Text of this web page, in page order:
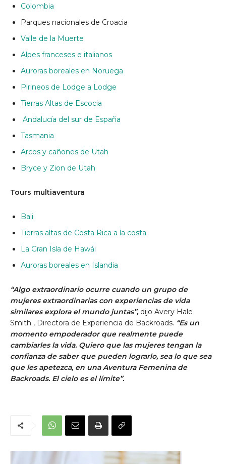
Colombia
Parques nacionales de Croacia
Valle de la Muerte
Alpes franceses e italianos
Auroras boreales en Noruega
Pirineos de Lodge a Lodge
Tierras Altas de Escocia
Andalucía del sur de España
Tasmania
Arcos y cañones de Utah
Bryce y Zion de Utah
Tours multiaventura
Bali
Tierras altas de Costa Rica a la costa
La Gran Isla de Hawái
Auroras boreales en Islandia
“Algo extraordinario ocurre cuando un grupo de
mujeres extraordinarias con experiencias de vida
similares explora el mundo juntas”, dijo Avery Hale
Smith , Directora de Experiencia de Backroads. “Es un
momento empoderador que realmente puede
cambiarles la vida. Quiero que las mujeres tengan la
confianza de saber que pueden lograrlo, sea lo que sea
que les apetezca, en una Aventura Femenina de
Backroads. El cielo es el límite”.